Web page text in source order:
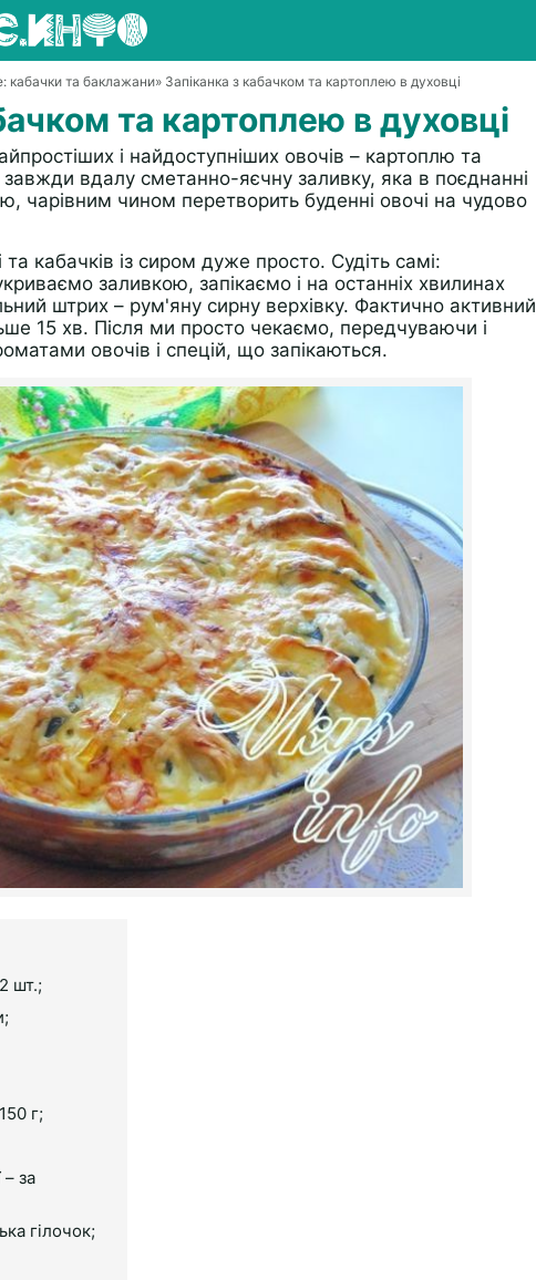
кабачки та баклажани» Запіканка з кабачком та картоплею в духовці
та картоплею в духовці
і найдоступніших овочів – картоплю та
вдалу сметанно-яєчну заливку, яка в поєднанні
чарівним чином перетворить буденні овочі на чудово
та кабачків із сиром дуже просто. Судіть самі:
заливкою, запікаємо і на останніх хвилинах
штрих – рум'яну сирну верхівку. Фактично активний
15 хв. Після ми просто чекаємо, передчуваючи і
овочів і спецій, що запікаються.
шт.;
г;
за
гілочок;